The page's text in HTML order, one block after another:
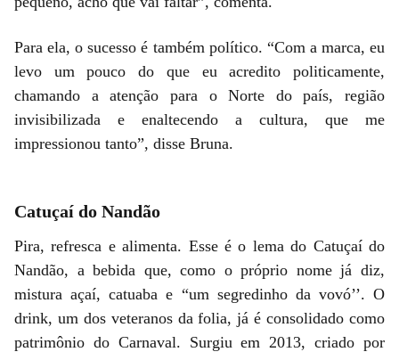
Para ela, o sucesso é também político. “Com a marca, eu
levo um pouco do que eu acredito politicamente,
chamando a atenção para o Norte do país, região
invisibilizada e enaltecendo a cultura, que me
impressionou tanto”, disse Bruna.
Catuçaí do Nandão
Pira, refresca e alimenta. Esse é o lema do Catuçaí do
Nandão, a bebida que, como o próprio nome já diz,
mistura açaí, catuaba e “um segredinho da vovó’’. O
drink, um dos veteranos da folia, já é consolidado como
patrimônio do Carnaval. Surgiu em 2013, criado por